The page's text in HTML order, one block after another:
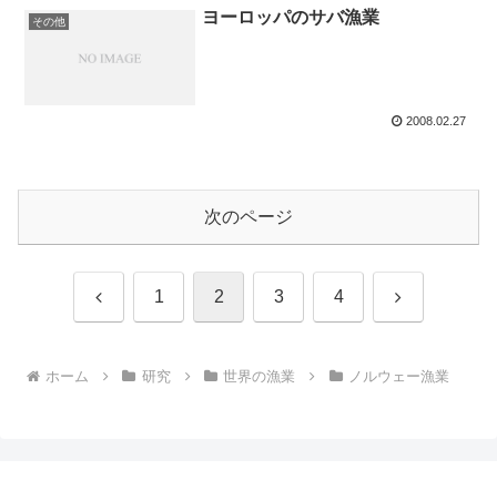
その他 ヨーロッパのサバ漁業
2008.02.27
次のページ
前 1 2 3 4 次
ホーム 研究 世界の漁業 ノルウェー漁業